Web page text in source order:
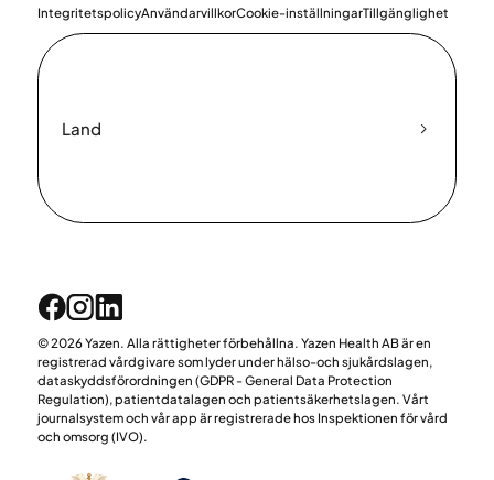
IntegritetspolicyAnvändarvillkorCookie-inställningarTillgänglighet
Land
© 2026 Yazen. Alla rättigheter förbehållna. Yazen Health AB är en
registrerad vårdgivare som lyder under hälso-och sjukårdslagen,
dataskyddsförordningen (GDPR - General Data Protection
Regulation), patientdatalagen och patientsäkerhetslagen. Vårt
journalsystem och vår app är registrerade hos Inspektionen för vård
och omsorg (IVO).